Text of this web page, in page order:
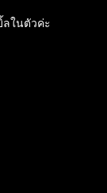
ลในตัวค่ะ